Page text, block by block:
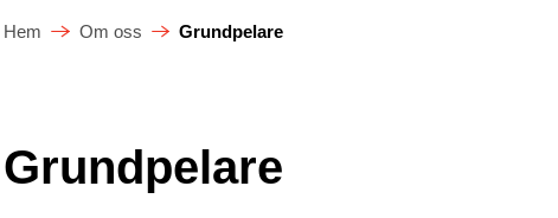
Hem Om oss Grundpelare
Grundpelare